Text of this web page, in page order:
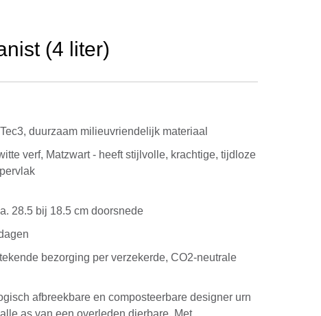
(4 liter)
duurzaam milieuvriendelijk materiaal
verf, Matzwart - heeft stijlvolle, krachtige, tijdloze
28.5 bij 18.5 cm doorsnede
bezorging per verzekerde, CO2-neutrale
afbreekbare en composteerbare designer urn
as van een overleden dierbare. Met